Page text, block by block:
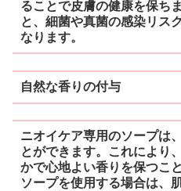
ることで皮膚の健康を保ち
と、細菌や真菌の感染リス
なります。
自然な香りの付与
ニオイケア専用のソープは
とができます。これにより
かで心地よい香りを保つこ
ソープを使用する場合は、